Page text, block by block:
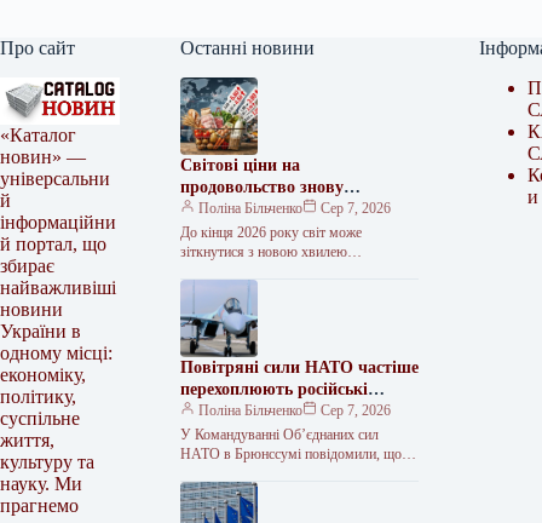
Про сайт
«Каталог
новин» —
універсальни
й
інформаційни
й портал, що
збирає
найважливіші
новини
України в
одному місці:
економіку,
політику,
суспільне
життя,
культуру та
науку. Ми
прагнемо
Останні новини
Світові ціни на
продовольство знову
потягнуться вгору – FAO
Поліна Більченко
Сер 7, 2026
До кінця 2026 року світ може
зіткнутися з новою хвилею
Повітряні сили НАТО частіше
перехоплюють російські
літаки
Поліна Більченко
Сер 7, 2026
У Командуванні Об’єднаних сил
НАТО в Брюнссумі повідомили, що
Альянсу для перехоплення російських
військових літаків біля східного…
и